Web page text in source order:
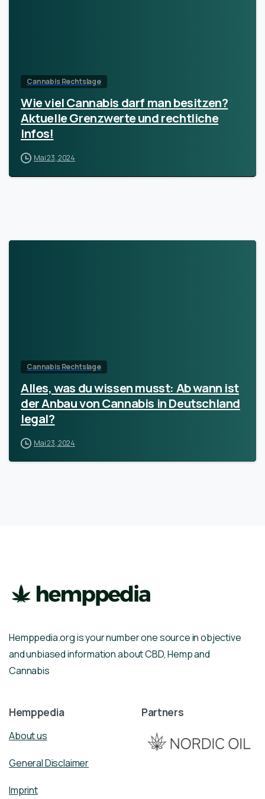
Cannabis Rechtslage
Wie viel Cannabis darf man besitzen?
Aktuelle Grenzwerte und rechtliche
Infos!
Mai 23, 2024
Cannabis Rechtslage
Alles, was du wissen musst: Ab wann ist
der Anbau von Cannabis in Deutschland
legal?
Mai 23, 2024
Hemppedia.org is your number one source in objective
and unbiased information about CBD, Hemp and
Cannabis
Hemppedia
About us
General Disclaimer
Imprint
Partners